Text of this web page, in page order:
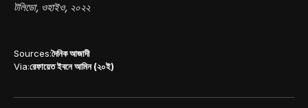
টলিডো, ওহাইও, ২০২২
Sources:দৈনিক আজাদী
Via:রেফায়েত ইবনে আমিন (২০ই)